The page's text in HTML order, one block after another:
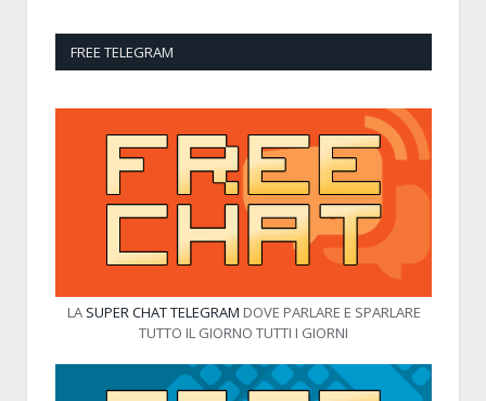
FREE TELEGRAM
LA SUPER CHAT TELEGRAM DOVE PARLARE E SPARLARE
TUTTO IL GIORNO TUTTI I GIORNI